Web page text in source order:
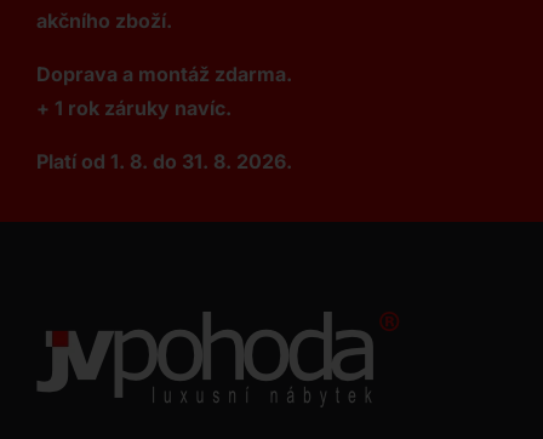
akčního zboží.
Doprava a montáž zdarma.
+ 1 rok záruky navíc.
Platí od 1. 8. do 31. 8. 2026.